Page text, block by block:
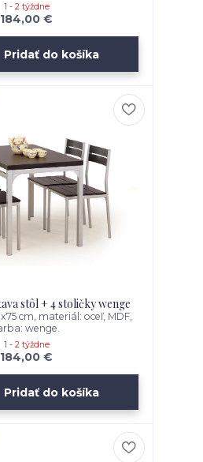
184,00 €
1 - 2 týždne
Pridať do košíka
stôl + 4 stoličky wenge
cm, materiál: oceľ, MDF,
wenge.
184,00 €
1 - 2 týždne
Pridať do košíka